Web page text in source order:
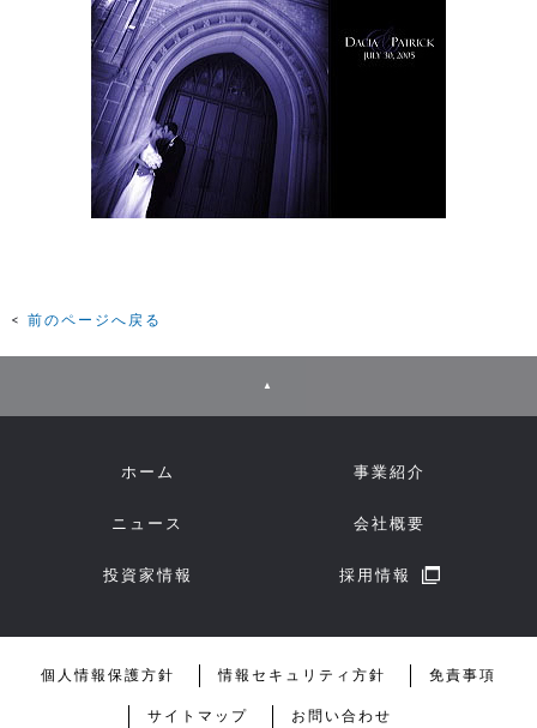
前のページへ戻る
▲
ホーム 事業紹介
ニュース 会社概要
投資家情報 採用情報
個人情報保護方針 情報セキュリティ方針 免責事項
サイトマップ お問い合わせ